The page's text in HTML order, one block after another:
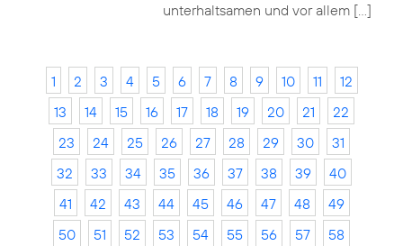
unterhaltsamen und vor allem […]
1 2 3 4 5 6 7 8 9 10 11
12
13
14 15 16 17 18 19 20 21
22
23
24 25 26 27 28 29 30
31
32
33 34 35 36 37 38 39
40
41
42 43 44 45 46 47 48
49
50
51 52 53 54 55 56 57
58